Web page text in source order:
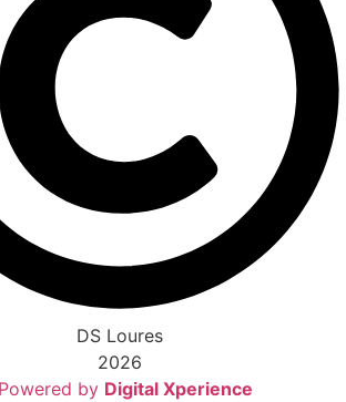
DS Loures
2026
Powered by Digital Xperience